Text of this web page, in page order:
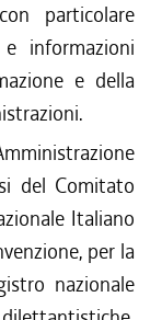
particolare
informazioni
e della
del Comitato
Italiano
per la
nazionale